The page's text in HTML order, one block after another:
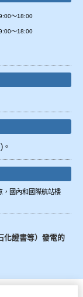
～18:00
～18:00
，國內和國際航站樓
化證書等）發電的